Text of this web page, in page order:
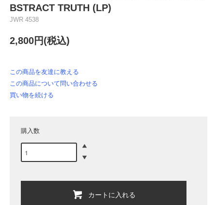
BSTRACT TRUTH (LP)
JWR 4538
2,800円(税込)
この商品を友達に教える
この商品について問い合わせる
買い物を続ける
購入数
カートに入れる